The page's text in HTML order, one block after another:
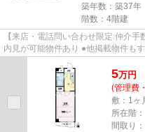
築年数：築37年
階数：4階建
【来店・電話問い合わせ限定:仲介
内見が可能物件あり ●他掲載物件も
込み済みのお客様、初期費用...
5万円
(管理費
敷：1ヶ
所在階
間取り